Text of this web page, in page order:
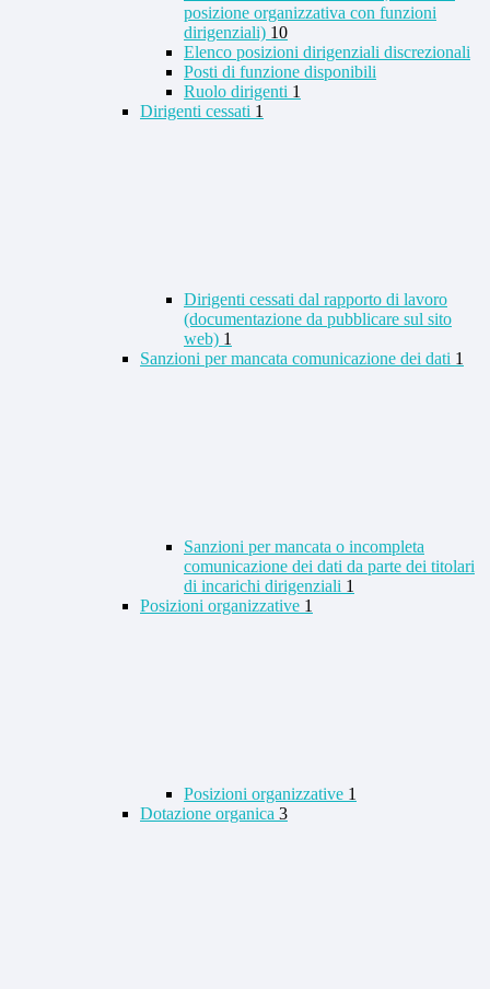
posizione organizzativa con funzioni
dirigenziali) 10
Elenco posizioni dirigenziali discrezionali
Posti di funzione disponibili
Ruolo dirigenti 1
Dirigenti cessati 1
Dirigenti cessati dal rapporto di lavoro
(documentazione da pubblicare sul sito
web) 1
Sanzioni per mancata comunicazione dei dati 1
Sanzioni per mancata o incompleta
comunicazione dei dati da parte dei titolari
di incarichi dirigenziali 1
Posizioni organizzative 1
Posizioni organizzative 1
Dotazione organica 3